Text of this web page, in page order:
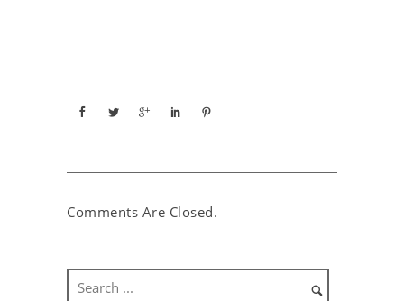
Comments Are Closed.